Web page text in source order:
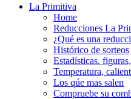
La Primitiva
Home
Reducciones La
¿Qué es una
Histórico de sorteos
Estadísticas.
Temperatura,
Los qúe mas salen
Compruebe su